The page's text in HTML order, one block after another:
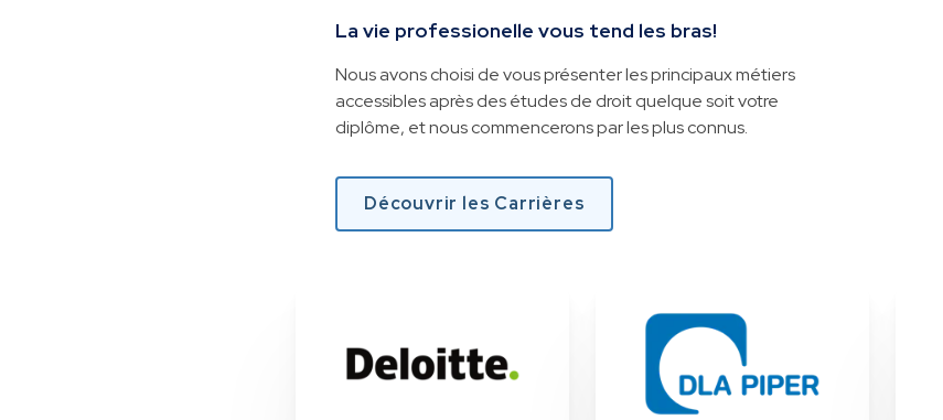
La vie professionelle vous tend les bras!
Nous avons choisi de vous présenter les principaux métiers
accessibles après des études de droit quelque soit votre
diplôme, et nous commencerons par les plus connus.
Découvrir les Carrières